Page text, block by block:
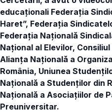
educaționali Federația
Haret”, Federația
Federația Națională
Național al Elevilor,
Alianța Națională a
România, Uniunea
Națională a Studenților din
Națională a Asociațiilor de
Preuniversitar.